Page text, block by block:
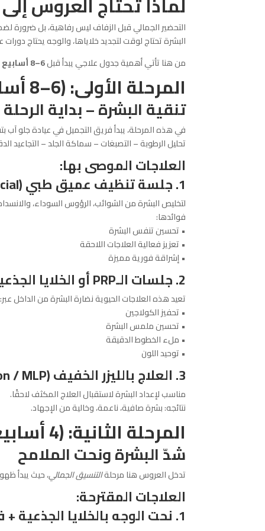
التحضير الجمالي قبل الزفاف ليس رفاهية، بل ضرورة
البشرة تحتاج لوقت لتجديد خلاياها، والوجه يحتاج
من هنا تأتي أهمية جدول علاجي يبدأ قبل6–8 أسابيع
المرحلة الأولى: (6–8 أسابيع قبل الزفاف)
تنقية البشرة – بداية الرحلة
في هذه المرحلة، يبدأ فريق التجميل في عيادة جلو آب
تحليل الرطوبة – التصبغات – سماكة الجلد – التجاعيد
العلاجات الموصى بها:
1. جلسة تنظيف عميق طبي (
لتخليص البشرة من الشوائب، الرؤوس السوداء،
فوائدها:
• تحسين تنفس البشرة
• تعزيز فعالية العلاجات اللاحقة
• إشراقة فورية مميزة
2. جلسات الـ PRPأو الخلايا
تعيد هذه العلاجات الحيوية نضارة البشرة من الداخل عبر:
• تحفيز الكولاجين
• تحسين ملمس البشرة
• ملء الخطوط الدقيقة
• توحيد اللون
3. العلاج بالليزر الخفيف ( / MLP
مناسب لإعداد البشرة لاستقبال العلاج المكثف لاحقًا.
نتائجه: بشرة صافية، ناعمة، وخالية من الإجهاد.
المرحلة الثانية: (4 أسابيع قبل الزفاف)
شدّ البشرة ونحت الملامح
تدخل العروس هنا مرحلةالتنسيق الجمالي، حيث يبدأ
العلاجات المقترحة:
1. نحت الوجه بالخلايا الجذعية + فيلر خفيف (